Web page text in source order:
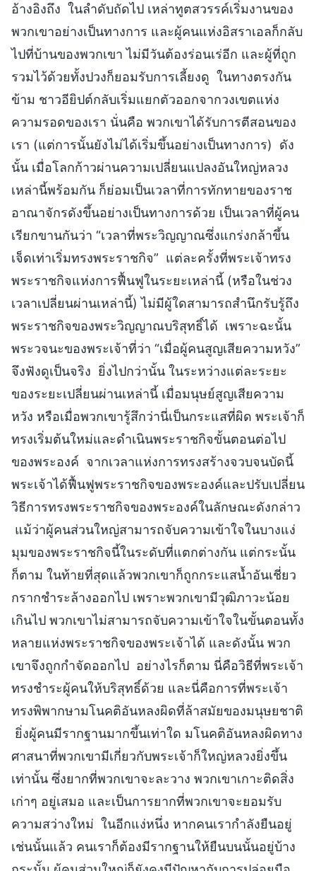
อ้างอิงถึง ในลำดับถัดไป เหล่าทูตสวรรค์เริ่มงานของ
พวกเขาอย่างเป็นทางการ และผู้คนแห่งอิสราเอลก็กลับ
ไปที่บ้านของพวกเขา ไม่มีวันต้องร่อนเร่อีก และผู้ที่ถูก
รวมไว้ด้วยทั้งปวงก็ยอมรับการเลี้ยงดู ในทางตรงกัน
ข้าม ชาวอียิปต์กลับเริ่มแยกตัวออกจากวงเขตแห่ง
ความรอดของเรา นั่นคือ พวกเขาได้รับการตีสอนของ
เรา (แต่การนั้นยังไม่ได้เริ่มขึ้นอย่างเป็นทางการ) ดัง
นั้น เมื่อโลกก้าวผ่านความเปลี่ยนแปลงอันใหญ่หลวง
เหล่านี้พร้อมกัน ก็ย่อมเป็นเวลาที่การทักทายของราช
อาณาจักรดังขึ้นอย่างเป็นทางการด้วย เป็นเวลาที่ผู้คน
เรียกขานกันว่า “เวลาที่พระวิญญาณซึ่งแกร่งกล้าขึ้น
เจ็ดเท่าเริ่มทรงพระราชกิจ” แต่ละครั้งที่พระเจ้าทรง
พระราชกิจแห่งการฟื้นฟูในระยะเหล่านี้ (หรือในช่วง
เวลาเปลี่ยนผ่านเหล่านี้) ไม่มีผู้ใดสามารถสำนึกรับรู้ถึง
พระราชกิจของพระวิญญาณบริสุทธิ์ได้ เพราะฉะนั้น
พระวจนะของพระเจ้าที่ว่า “เมื่อผู้คนสูญเสียความหวัง”
จึงฟังดูเป็นจริง ยิ่งไปกว่านั้น ในระหว่างแต่ละระยะ
ของระยะเปลี่ยนผ่านเหล่านี้ เมื่อมนุษย์สูญเสียความ
หวัง หรือเมื่อพวกเขารู้สึกว่านี่เป็นกระแสที่ผิด พระเจ้าก็
ทรงเริ่มต้นใหม่และดำเนินพระราชกิจขั้นตอนต่อไป
ของพระองค์ จากเวลาแห่งการทรงสร้างจวบจนบัดนี้
พระเจ้าได้ฟื้นฟูพระราชกิจของพระองค์และปรับเปลี่ยน
วิธีการทรงพระราชกิจของพระองค์ในลักษณะดังกล่าว
แม้ว่าผู้คนส่วนใหญ่สามารถจับความเข้าใจในบางแง่
มุมของพระราชกิจนี้ในระดับที่แตกต่างกัน แต่กระนั้น
ก็ตาม ในท้ายที่สุดแล้วพวกเขาก็ถูกกระแสน้ำอันเชี่ยว
กรากชำระล้างออกไป เพราะพวกเขามีวุฒิภาวะน้อย
เกินไป พวกเขาไม่สามารถจับความเข้าใจในขั้นตอนทั้ง
หลายแห่งพระราชกิจของพระเจ้าได้ และดังนั้น พวก
เขาจึงถูกกำจัดออกไป อย่างไรก็ตาม นี่คือวิธีที่พระเจ้า
ทรงชำระผู้คนให้บริสุทธิ์ด้วย และนี่คือการที่พระเจ้า
ทรงพิพากษามโนคติอันหลงผิดที่ล้าสมัยของมนุษยชาติ
ยิ่งผู้คนมีรากฐานมากขึ้นเท่าใด มโนคติอันหลงผิดทาง
ศาสนาที่พวกเขามีเกี่ยวกับพระเจ้าก็ใหญ่หลวงยิ่งขึ้น
เท่านั้น ซึ่งยากที่พวกเขาจะละวาง พวกเขาเกาะติดสิ่ง
เก่าๆ อยู่เสมอ และเป็นการยากที่พวกเขาจะยอมรับ
ความสว่างใหม่ ในอีกแง่หนึ่ง หากคนเรากำลังยืนอยู่
เช่นนั้นแล้ว คนเราก็ต้องมีรากฐานให้ยืนบนนั้นอยู่บ้าง